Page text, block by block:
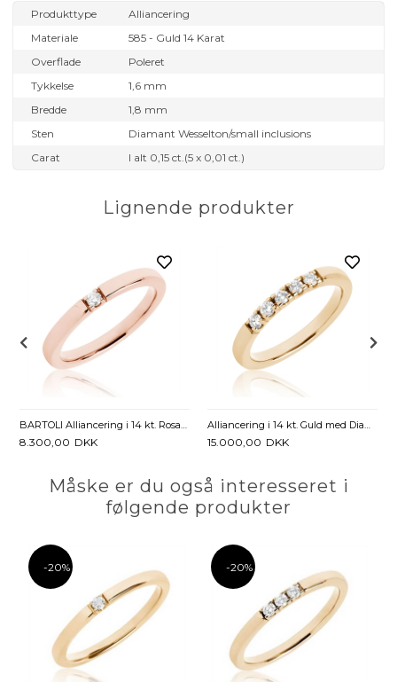
Produkttype
Alliancering
Materiale
585 - Guld 14 Karat
Overflade
Poleret
Tykkelse
1,6 mm
Bredde
1,8 mm
Sten
Diamant Wesselton/small inclusions
Carat
I alt 0,15 ct.(5 x 0,01 ct.)
Lignende produkter
BARTOLI Alliancering i 14 kt. Rosaguld med Diamant - 0,05 ct.
8.300,00 DKK
Alliancering i 14 kt. Guld med Diamanter - 0,25 ct.
15.000,00 DKK
Måske er du også interesseret i
følgende produkter
-20% -20%